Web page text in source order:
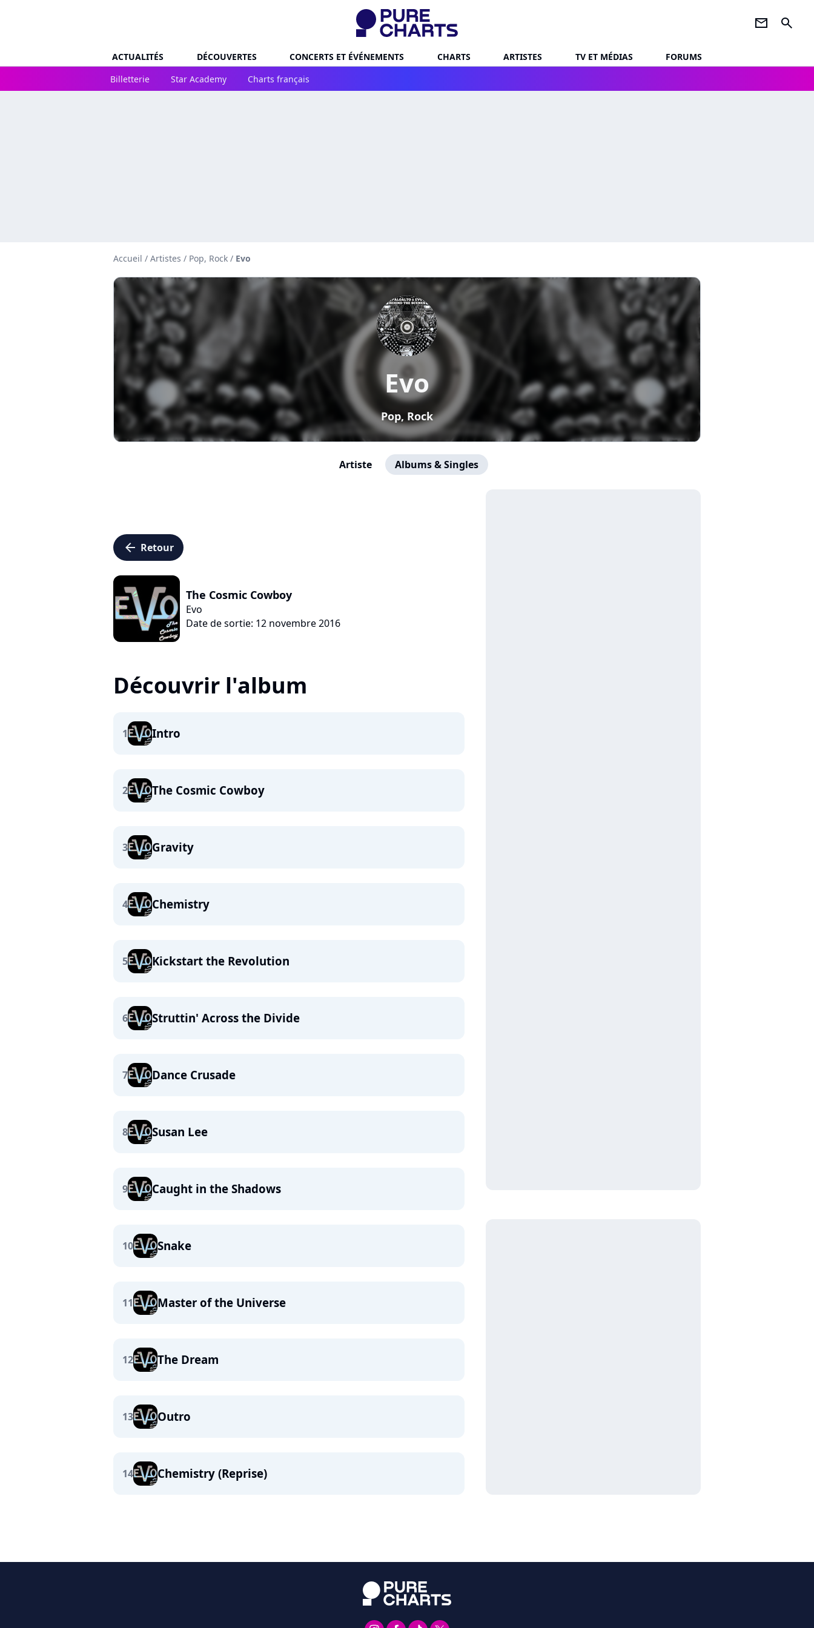
newsletter search
ACTUALITÉS DÉCOUVERTES CONCERTS ET ÉVÉNEMENTS CHARTS ARTISTES TV ET MÉDIAS
FORUMS
Billetterie
Star Academy Charts français
Accueil / Artistes / Pop, Rock / Evo
Evo
Pop, Rock
Artiste Albums & Singles
arrow_left Retour
The Cosmic Cowboy
Evo
Date de sortie: 12 novembre 2016
Découvrir l'album
1 Intro
2 The Cosmic Cowboy
3 Gravity
4 Chemistry
5 Kickstart the Revolution
6 Struttin' Across the Divide
7 Dance Crusade
8 Susan Lee
9 Caught in the Shadows
10 Snake
11 Master of the Universe
12 The Dream
13 Outro
14 Chemistry (Reprise)